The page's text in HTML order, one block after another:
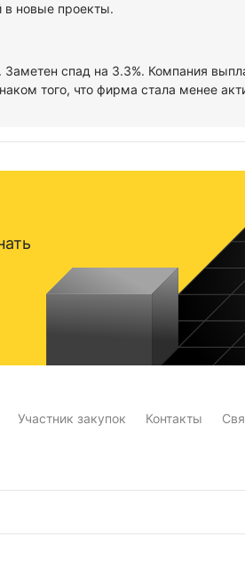
в новые проекты.
спад на 3.3%. Компания
того, что фирма стала менее
Участник закупок Контакты